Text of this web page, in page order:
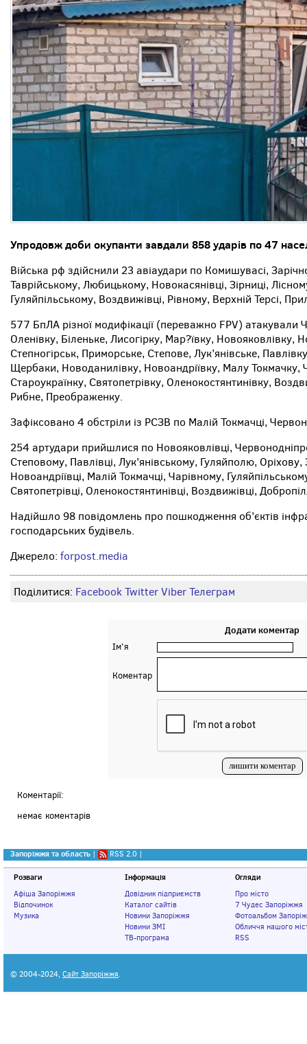
Упродовж доби окупанти завдали 858 ударів по 47
Війська рф здійснили 23 авіаудари по Комишувасі,
Таврійському, Любицькому, Новокасянівці, Зірниці,
Гуляйпільському, Воздвижівці, Рівному, Верхній Терсі,
577 БпЛА різної модифікації (переважно FPV) атакували
Оленівку, Біленьке, Лисогірку, Мар?ївку, Новояковлівку,
Степногірськ, Приморське, Степове, Лук’янівське,
Щербаки, Новоданилівку, Новоандріївку, Малу Токмачку,
Староукраїнку, Святопетрівку, Оленокостянтинівку,
Рибне, Преображенку.
Зафіксовано 4 обстріли із РСЗВ по Малій Токмачці,
254 артудари прийшлися по Новояковлівці,
Степовому, Павлівці, Лук’янівському, Гуляйполю,
Новоандріївці, Малій Токмачці, Чарівному,
Святопетрівці, Оленокостянтинівці, Воздвижівці,
Надійшло 98 повідомлень про пошкодження об’єктів
господарських будівель.
Джерело: forpost.media
Поділитися: FacebookTwitterViberТелеграм
Додати коментар
Ім'я
Коментар
Коментарії:
немає коментарів
Запоріжжя та область | RSS 2.0 |
Розваги
Афіша Запоріжжя
Відпочинок
Музика
Інформація
Довідник підприємств
Каталог сайтів
Новини Запоріжжя
Новини ЗМІ
ТВ-програма
Огляди
Про місто
7 Чудес Запоріжжя
Фотоальбом
Обличчя нашого
RSS
© 2004-2024, Сайт Запоріжжя.